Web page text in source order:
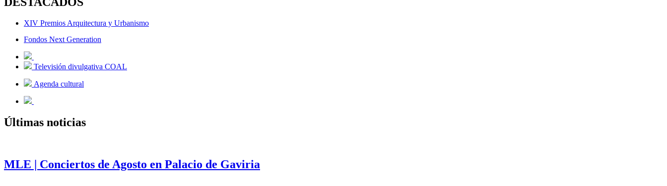
XIV Premios Arquitectura y Urbanismo
Fondos Next Generation
Televisión divulgativa COAL
Agenda cultural
Últimas noticias
MLE | Conciertos de Agosto en Palacio de Gaviria